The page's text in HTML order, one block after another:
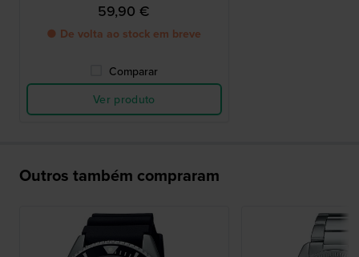
59,90 €
● De volta ao stock em breve
Comparar
Ver produto
Outros também compraram